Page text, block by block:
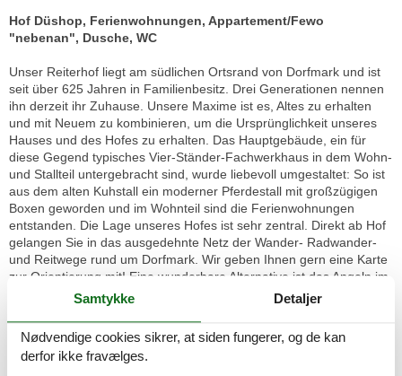
Hof Düshop, Ferienwohnungen, Appartement/Fewo
"nebenan", Dusche, WC
Unser Reiterhof liegt am südlichen Ortsrand von Dorfmark und ist
seit über 625 Jahren in Familienbesitz. Drei Generationen nennen
ihn derzeit ihr Zuhause. Unsere Maxime ist es, Altes zu erhalten
und mit Neuem zu kombinieren, um die Ursprünglichkeit unseres
Hauses und des Hofes zu erhalten. Das Hauptgebäude, ein für
diese Gegend typisches Vier-Ständer-Fachwerkhaus in dem Wohn-
und Stallteil untergebracht sind, wurde liebevoll umgestaltet: So ist
aus dem alten Kuhstall ein moderner Pferdestall mit großzügigen
Boxen geworden und im Wohnteil sind die Ferienwohnungen
entstanden. Die Lage unseres Hofes ist sehr zentral. Direkt ab Hof
gelangen Sie in das ausgedehnte Netz der Wander- Radwander-
und Reitwege rund um Dorfmark. Wir geben Ihnen gern eine Karte
zur Orientierung mit! Eine wunderbare Alternative ist das Angeln im
hofeigenen Gewässer (die notwendige Ausrüstung können wir
leider nicht stellen). Durch eine gute Anbindung an das
Verkehrswegenetz ist man in kurzer Zeit in den Metropolen des
Nordens: Hamburg, Bremen und Hannover. Die zahlreichen
Freizeitparks und Ausflugsziele unserer Region sind zeitnah zu
Samtykke Detaljer
Nødvendige cookies sikrer, at siden fungerer, og de kan
derfor ikke fravælges.